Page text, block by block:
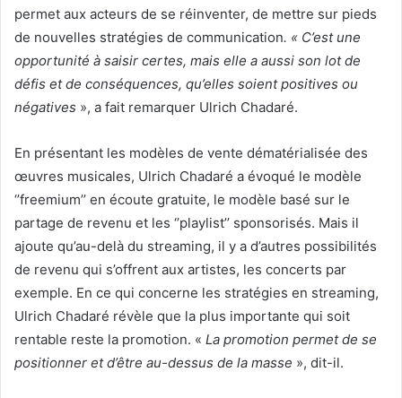
permet aux acteurs de se réinventer, de mettre sur pieds
de nouvelles stratégies de communication. « C’est une
opportunité à saisir certes, mais elle a aussi son lot de
défis et de conséquences, qu’elles soient positives ou
négatives », a fait remarquer Ulrich Chadaré.
En présentant les modèles de vente dématérialisée des
œuvres musicales, Ulrich Chadaré a évoqué le modèle
‘’freemium’’ en écoute gratuite, le modèle basé sur le
partage de revenu et les ‘’playlist’’ sponsorisés. Mais il
ajoute qu’au-delà du streaming, il y a d’autres possibilités
de revenu qui s’offrent aux artistes, les concerts par
exemple. En ce qui concerne les stratégies en streaming,
Ulrich Chadaré révèle que la plus importante qui soit
rentable reste la promotion. « La promotion permet de se
positionner et d’être au-dessus de la masse », dit-il.